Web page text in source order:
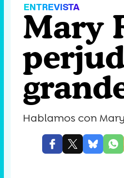
ENTREVISTA
Mary
Hablamos con